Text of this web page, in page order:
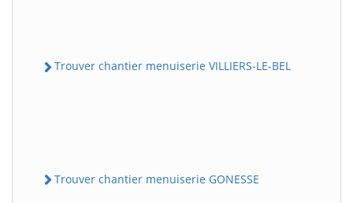
Trouver chantier menuiserie VILLIERS-LE-BEL
Trouver chantier menuiserie GONESSE